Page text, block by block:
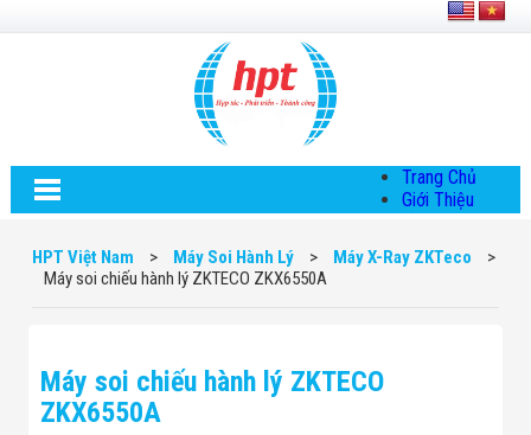
Trang Chủ
Giới Thiệu
Nam
Hội Đồng Quản
HPT Việt Nam > Máy Soi Hành Lý > Máy X-Ray ZKTeco
>
Máy soi chiếu hành lý ZKTECO ZKX6550A
Máy soi chiếu hành lý ZKTECO
ZKX6550A